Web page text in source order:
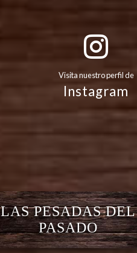
Visita nuestro perfil de
Instagram
LAS PESADAS DEL
PASADO